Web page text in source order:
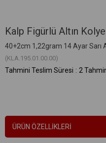
Kalp Figürlü Altın Kolye
40+2cm 1,22gram 14 Ayar Sarı
(KLA.195.01.00.00)
Tahmini Teslim Süresi : 2
ÜRÜN ÖZELLIKLERI